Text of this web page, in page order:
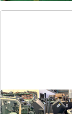
ドリル研削盤